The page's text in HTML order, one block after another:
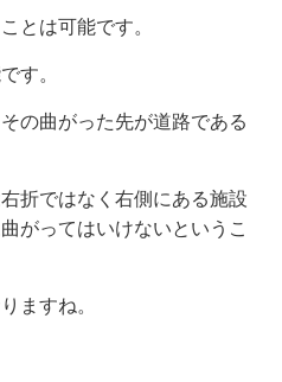
とは可能です。
す。
の曲がった先が道路である
折ではなく右側にある施設
がってはいけないというこ
ますね。